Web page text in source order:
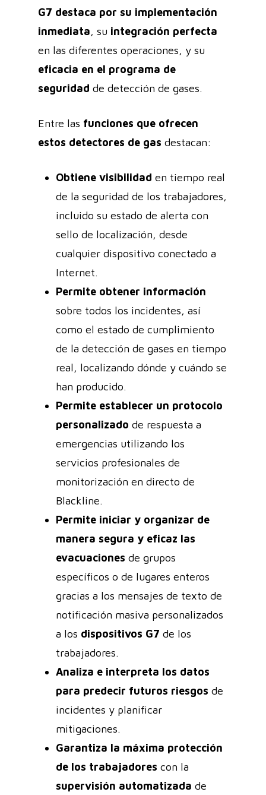
G7 destaca por su implementación
inmediata, su integración perfecta
en las diferentes operaciones, y su
eficacia en el programa de
seguridad de detección de gases.
Entre las funciones que ofrecen
estos detectores de gas destacan:
Obtiene visibilidad en tiempo real
de la seguridad de los trabajadores,
incluido su estado de alerta con
sello de localización, desde
cualquier dispositivo conectado a
Internet.
Permite obtener información
sobre todos los incidentes, así
como el estado de cumplimiento
de la detección de gases en tiempo
real, localizando dónde y cuándo se
han producido.
Permite establecer un protocolo
personalizado de respuesta a
emergencias utilizando los
servicios profesionales de
monitorización en directo de
Blackline.
Permite iniciar y organizar de
manera segura y eficaz las
evacuaciones de grupos
específicos o de lugares enteros
gracias a los mensajes de texto de
notificación masiva personalizados
a los dispositivos G7 de los
trabajadores.
Analiza e interpreta los datos
para predecir futuros riesgos de
incidentes y planificar
mitigaciones.
Garantiza la máxima protección
de los trabajadores con la
supervisión automatizada de